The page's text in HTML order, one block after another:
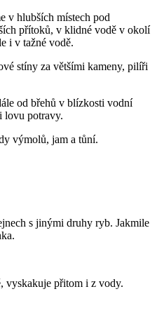
v hlubších místech pod
přítoků, v klidné vodě v okolí
i v tažné vodě.
stíny za většími kameny, pilíři
od břehů v blízkosti vodní
lovu potravy.
výmolů, jam a tůní.
s jinými druhy ryb. Jakmile
vyskakuje přitom i z vody.